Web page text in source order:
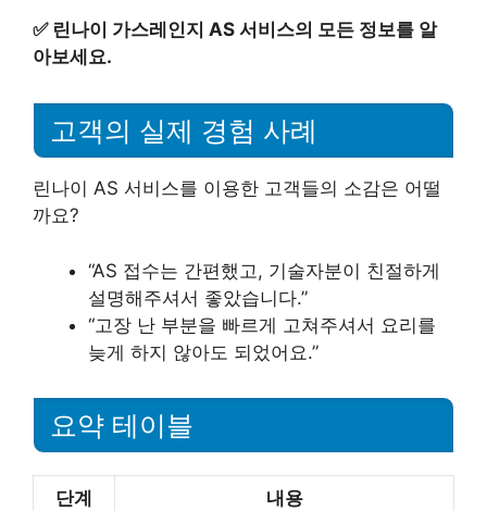
✅ 린나이 가스레인지 AS 서비스의 모든 정보를 알
아보세요.
고객의 실제 경험 사례
린나이 AS 서비스를 이용한 고객들의 소감은 어떨
까요?
“AS 접수는 간편했고, 기술자분이 친절하게
설명해주셔서 좋았습니다.”
“고장 난 부분을 빠르게 고쳐주셔서 요리를
늦게 하지 않아도 되었어요.”
요약 테이블
단계 내용